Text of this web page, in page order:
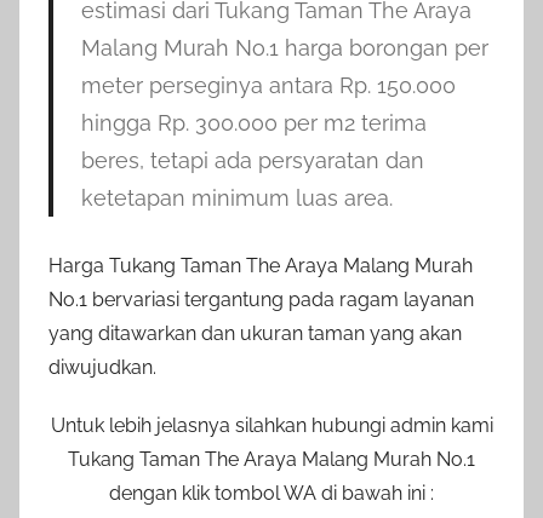
estimasi dari Tukang Taman The Araya
Malang Murah No.1 harga borongan per
meter perseginya antara Rp. 150.000
hingga Rp. 300.000 per m2 terima
beres, tetapi ada persyaratan dan
ketetapan minimum luas area.
Harga Tukang Taman The Araya Malang Murah
No.1 bervariasi tergantung pada ragam layanan
yang ditawarkan dan ukuran taman yang akan
diwujudkan.
Untuk lebih jelasnya silahkan hubungi admin kami
Tukang Taman The Araya Malang Murah No.1
dengan klik tombol WA di bawah ini :